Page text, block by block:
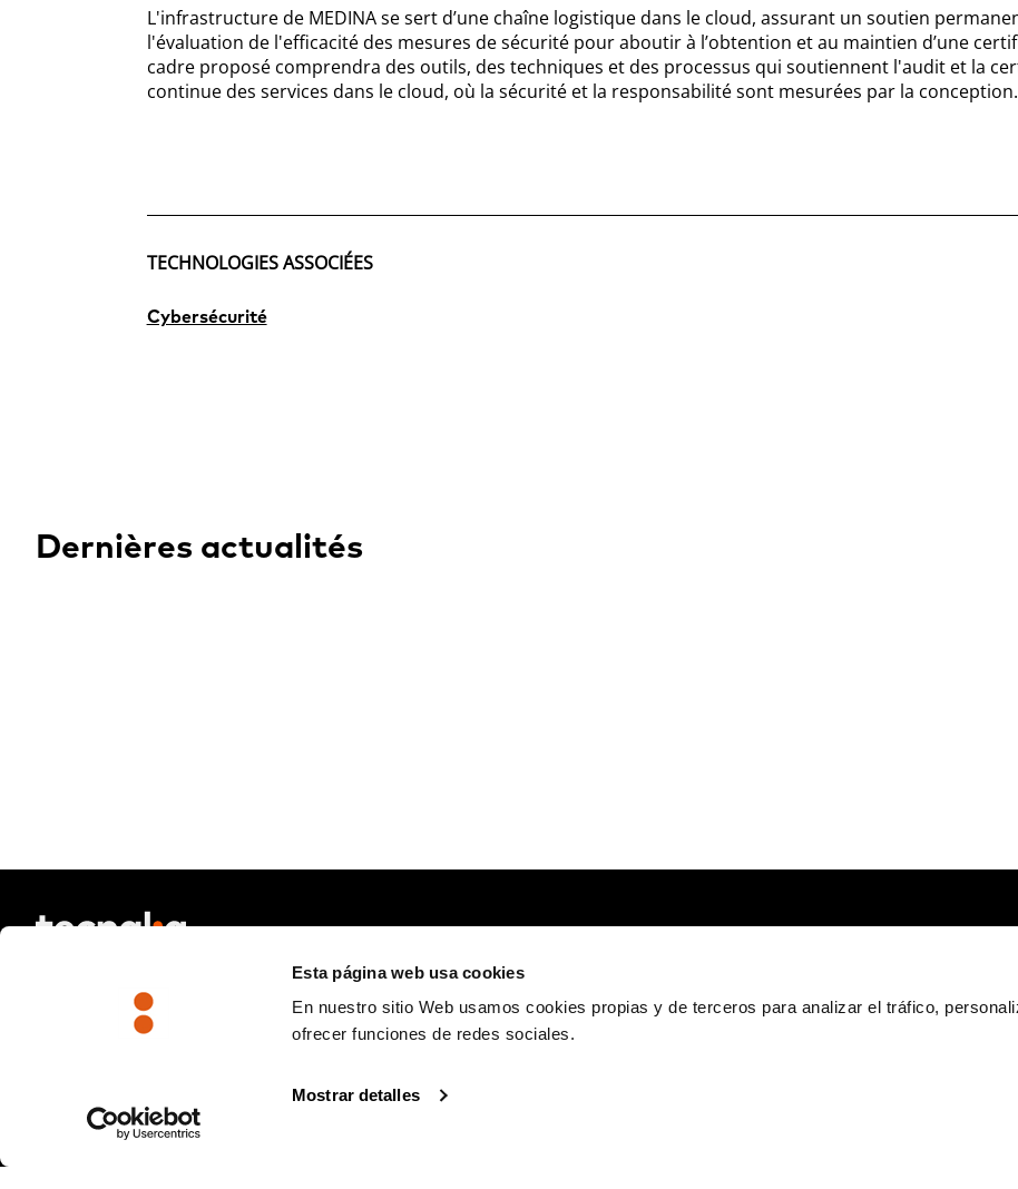
Esta página web usa cookies
En nuestro sitio Web usamos cookies propias y de terceros para analizar el tráfico,
ofrecer funciones de redes sociales.
Mostrar detalles
L'infrastructure de MEDINA se sert d’une chaîne logistique dans le cloud, assurant un soutien
l'évaluation de l'efficacité des mesures de sécurité pour aboutir à l’obtention et au maintien d’une
cadre proposé comprendra des outils, des techniques et des processus qui soutiennent l'audit et la
continue des services dans le cloud, où la sécurité et la responsabilité sont mesurées par la conception.
TECHNOLOGIES ASSOCIÉES
Cybersécurité
Dernières actualités
Parque Científico y Tecnológico de Gipuzkoa
Mikeletegi pasealekua, 2